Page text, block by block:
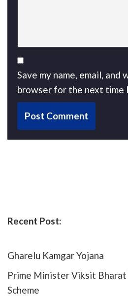
Save my name, email, and
browser for the next time I
Recent Post:
Gharelu Kamgar Yojana
Prime Minister Viksit Bharat
Scheme